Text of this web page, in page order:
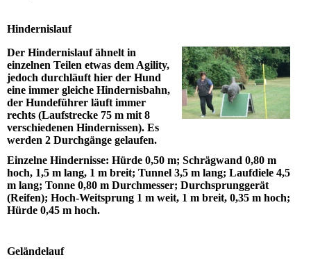
Hindernislauf
Der Hindernislauf ähnelt in
einzelnen Teilen etwas dem Agility,
jedoch durchläuft hier der Hund
eine immer gleiche Hindernisbahn,
der Hundeführer läuft immer
rechts (Laufstrecke 75 m mit 8
verschiedenen Hindernissen). Es
werden 2 Durchgänge gelaufen.
Einzelne Hindernisse: Hürde 0,50 m; Schrägwand 0,80 m
hoch, 1,5 m lang, 1 m breit; Tunnel 3,5 m lang; Laufdiele 4,5
m lang; Tonne 0,80 m Durchmesser; Durchsprunggerät
(Reifen); Hoch-Weitsprung 1 m weit, 1 m breit, 0,35 m hoch;
Hürde 0,45 m hoch.
Geländelauf